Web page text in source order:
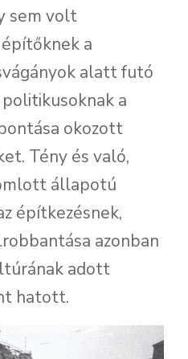
sem volt
a
alatt futó
a
okozott
Tény és való,
állapotú
építkezésnek,
azonban
adott
hatott.